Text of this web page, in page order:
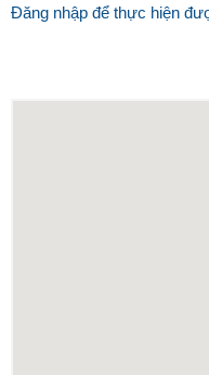
Đăng nhập để thực hiện